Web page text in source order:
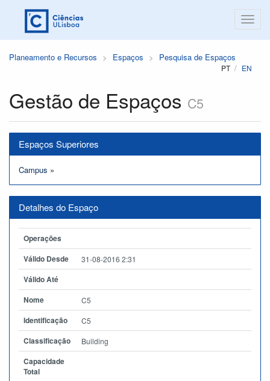
Planeamento e Recursos Espaços Pesquisa de Espaços
PT EN
Gestão de Espaços C5
Espaços Superiores
Campus »
Detalhes do Espaço
Operações
Válido Desde
31-08-2016 2:31
Válido Até
Nome
C5
Identificação C5
Classificação Building
Capacidade
Total